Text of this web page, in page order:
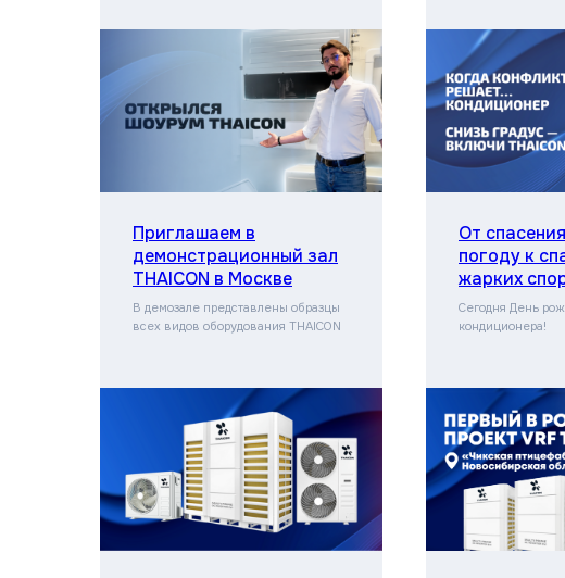
Приглашаем в
демонстрационный зал
THAICON в Москве
В демозале представлены образцы
всех видов оборудования THAICON
От
погоду к
жарких
Сегодня День
кондиционера!